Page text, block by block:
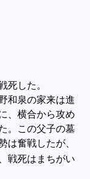
死した。
和泉の家来は進
、横合から攻め
。この父子の墓
は奮戦したが、
戦死はまちがい